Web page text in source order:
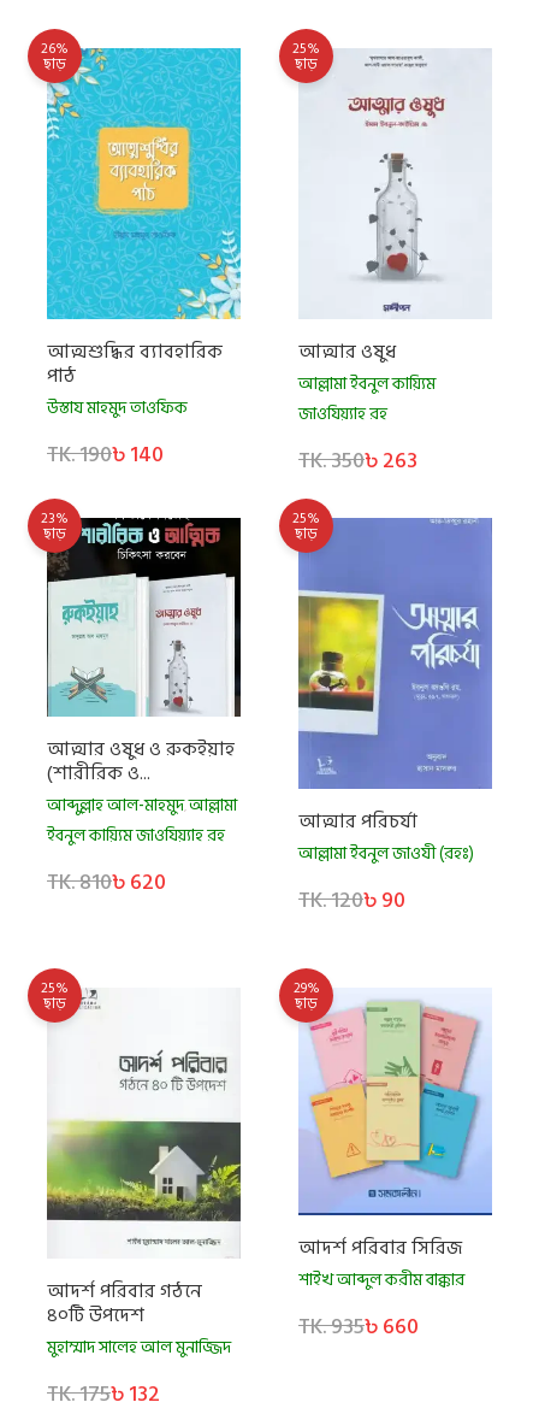
26%
ছাড়
আত্মশুদ্ধির ব্যাবহারিক
পাঠ
উস্তায মাহমুদ তাওফিক
TK. 190৳ 140
25%
ছাড়
আত্মার ওষুধ
আল্লামা ইবনুল কায়্যিম
জাওযিয়্যাহ রহ
TK. 350৳ 263
23%
ছাড়
আত্মার ওষুধ ও রুকইয়াহ
(শারীরিক ও...
আব্দুল্লাহ আল-মাহমুদ,আল্লামা
ইবনুল কায়্যিম জাওযিয়্যাহ রহ
TK. 810৳ 620
25%
ছাড়
আত্মার পরিচর্যা
আল্লামা ইবনুল জাওযী (রহঃ)
TK. 120৳ 90
25%
ছাড়
আদর্শ পরিবার গঠনে
৪০টি উপদেশ
মুহাম্মাদ সালেহ আল মুনাজ্জিদ
TK. 175৳ 132
29%
ছাড়
আদর্শ পরিবার সিরিজ
শাইখ আব্দুল করীম বাক্কার
TK. 935৳ 660